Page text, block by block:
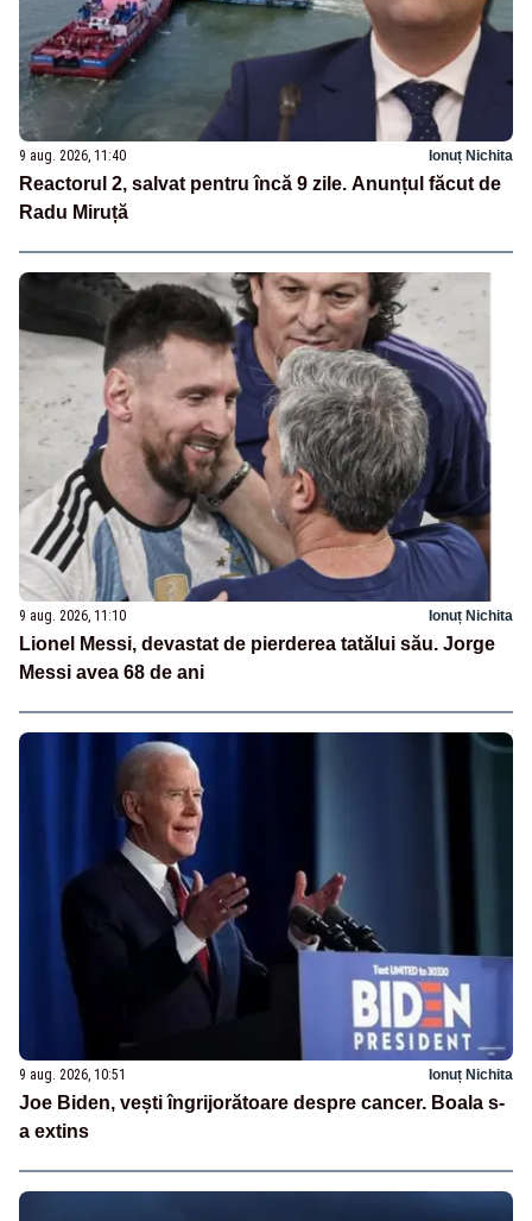
9 aug. 2026, 11:40 Ionuț Nichita
Reactorul 2, salvat pentru încă 9 zile. Anunțul făcut de
Radu Miruță
9 aug. 2026, 11:10 Ionuț Nichita
Lionel Messi, devastat de pierderea tatălui său. Jorge
Messi avea 68 de ani
9 aug. 2026, 10:51 Ionuț Nichita
Joe Biden, vești îngrijorătoare despre cancer. Boala s-
a extins